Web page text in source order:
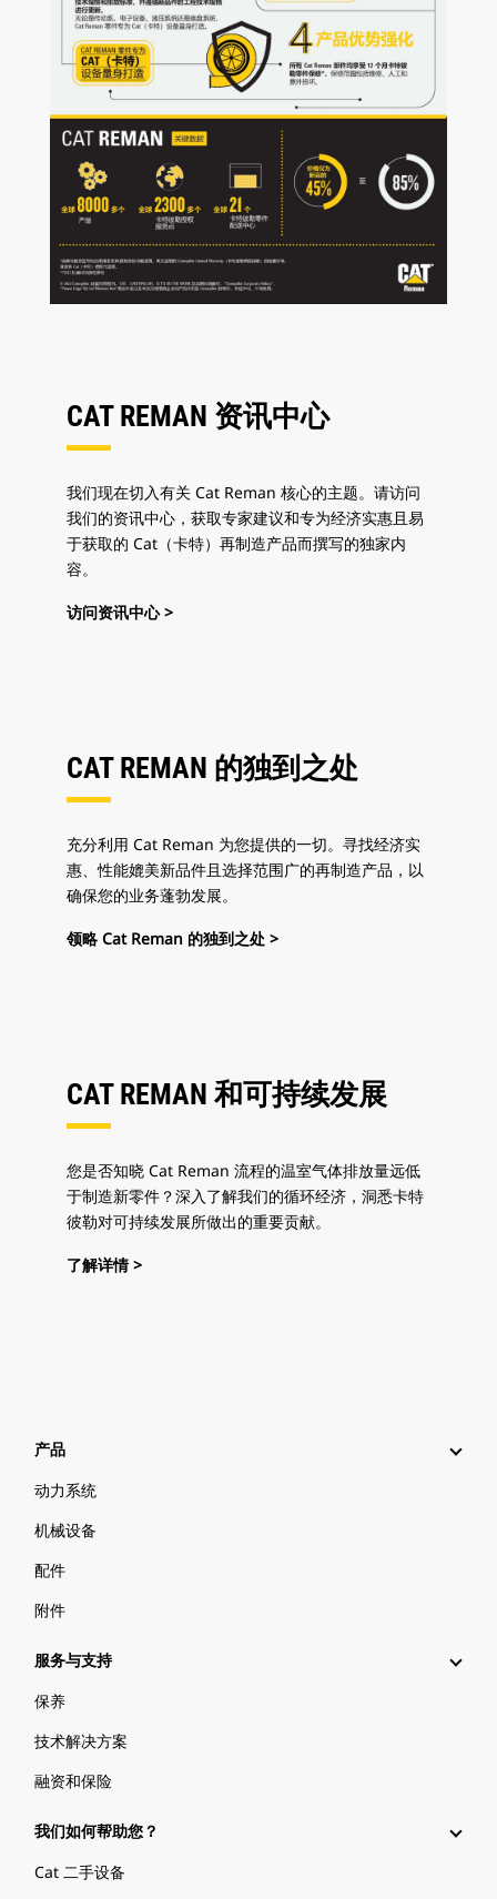
CAT REMAN 资讯中心
我们现在切入有关 Cat Reman 核心的主题。请访问
我们的资讯中心，获取专家建议和专为经济实惠且易
于获取的 Cat（卡特）再制造产品而撰写的独家内
容。
访问资讯中心 >
CAT REMAN 的独到之处
充分利用 Cat Reman 为您提供的一切。寻找经济实
惠、性能媲美新品件且选择范围广的再制造产品，以
确保您的业务蓬勃发展。
领略 Cat Reman 的独到之处 >
CAT REMAN 和可持续发展
您是否知晓 Cat Reman 流程的温室气体排放量远低
于制造新零件？深入了解我们的循环经济，洞悉卡特
彼勒对可持续发展所做出的重要贡献。
了解详情 >
产品
动力系统
机械设备
配件
附件
服务与支持
保养
技术解决方案
融资和保险
我们如何帮助您？
Cat 二手设备